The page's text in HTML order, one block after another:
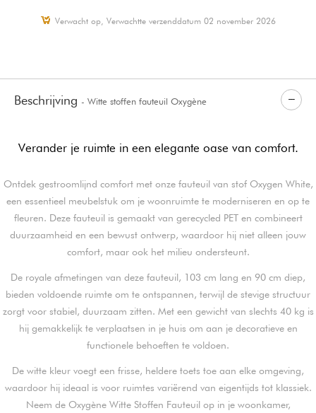
Verwacht op, Verwachtte verzenddatum 02 november 2026
Beschrijving - Witte stoffen fauteuil Oxygène
Verander je ruimte in een elegante oase van comfort.
Ontdek gestroomlijnd comfort met onze fauteuil van stof Oxygen White,
een essentieel meubelstuk om je woonruimte te moderniseren en op te
fleuren. Deze fauteuil is gemaakt van gerecycled PET en combineert
duurzaamheid en een bewust ontwerp, waardoor hij niet alleen jouw
comfort, maar ook het milieu ondersteunt.
De royale afmetingen van deze fauteuil, 103 cm lang en 90 cm diep,
bieden voldoende ruimte om te ontspannen, terwijl de stevige structuur
zorgt voor stabiel, duurzaam zitten. Met een gewicht van slechts 40 kg is
hij gemakkelijk te verplaatsen in je huis om aan je decoratieve en
functionele behoeften te voldoen.
De witte kleur voegt een frisse, heldere toets toe aan elke omgeving,
waardoor hij ideaal is voor ruimtes variërend van eigentijds tot klassiek.
Neem de Oxygène Witte Stoffen Fauteuil op in je woonkamer,